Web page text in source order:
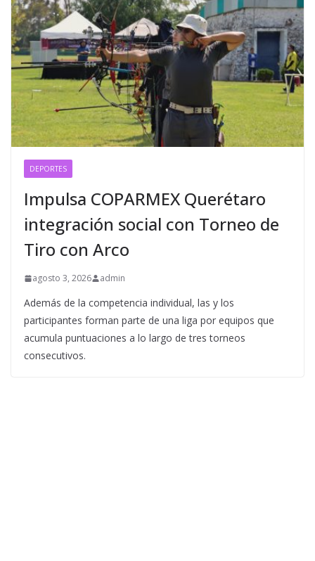
DEPORTES
Impulsa COPARMEX Querétaro
integración social con Torneo de
Tiro con Arco
agosto 3, 2026 admin
Además de la competencia individual, las y los
participantes forman parte de una liga por equipos que
acumula puntuaciones a lo largo de tres torneos
consecutivos.